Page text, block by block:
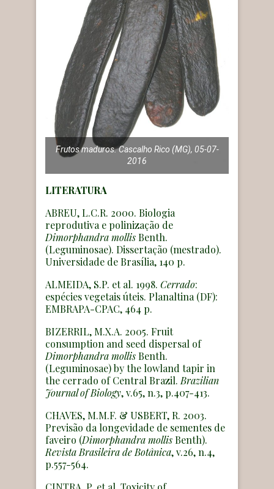
Frutos maduros. Cascalho Rico (MG), 05-07-
2016
LITERATURA
ABREU, L.C.R. 2000. Biologia
reprodutiva e polinização de
Dimorphandra mollisBenth.
(Leguminosae). Dissertação (mestrado).
Universidade de Brasília, 140 p.
ALMEIDA, S.P. et al. 1998. Cerrado:
espécies vegetais úteis. Planaltina (DF):
EMBRAPA-CPAC, 464 p.
BIZERRIL, M.X.A. 2005. Fruit
consumption and seed dispersal of
DimorphandramollisBenth.
(Leguminosae) by the lowland tapir in
the cerrado of Central Brazil. Brazilian
Journal of Biology, v.65, n.3, p.407-413.
CHAVES, M.M.F. & USBERT, R. 2003.
Previsão da longevidade de sementes de
faveiro (Dimorphandra mollisBenth).
Revista Brasileira de Botânica, v.26, n.4,
p.557-564.